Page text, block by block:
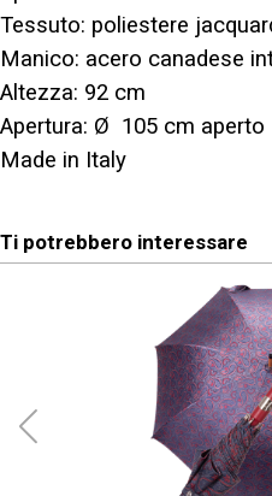
Tessuto: poliestere
Manico: acero canadese
Altezza: 92 cm
Apertura: Ø 105 cm aperto
Made in Italy
Ti potrebbero interessare